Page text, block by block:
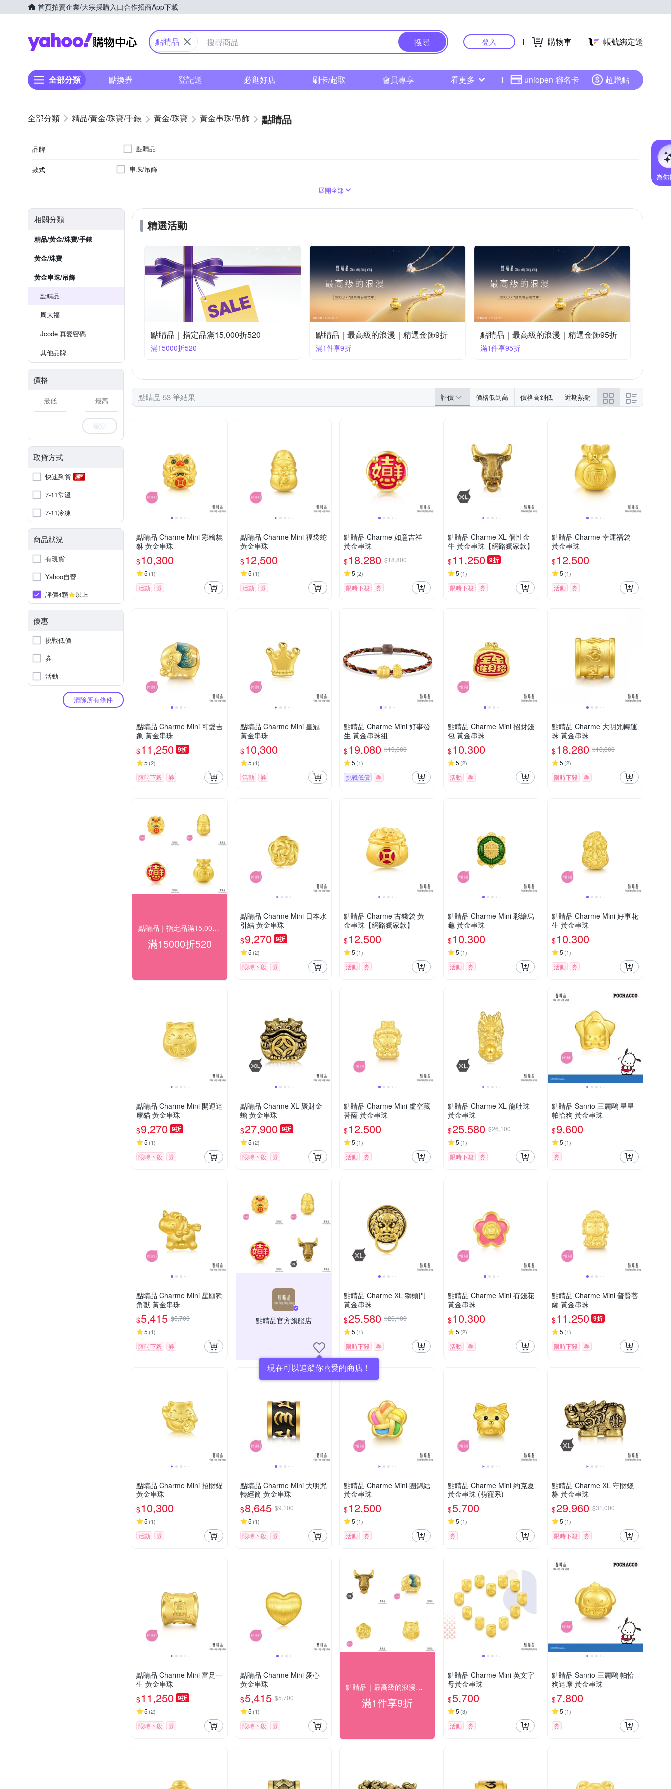
首頁拍賣企業/大宗採購入口合作招商App下載
Yahoo購物中心
點睛品 搜尋 登入 購物車 帳號綁定送
全部分類 點換券 登記送 必逛好店 刷卡/超取 會員專享 看更多 uniopen 聯名卡 超贈點
精品/黃金/珠寶/手錶 黃金/珠寶 黃金串珠/吊飾 點睛品
品牌 點睛品
款式 串珠/吊飾
展開全部
相關分類
精品/黃金/珠寶/手錶
黃金/珠寶
黃金串珠/吊飾
點睛品
周大福
Jcode 真愛密碼
其他品牌
價格
-
確定
取貨方式
快速到貨
7-11常溫
7-11冷凍
商品狀況
有現貨
Yahoo自營
評價4顆
以上
優惠
挑戰低價
券
活動
清除所有條件
精選活動
點睛品｜指定品滿15,000折520
滿15000折520
點睛品｜最高級的浪漫｜精選金飾9折
滿1件享9折
點睛品｜最高級的浪漫｜精選金飾95折
滿1件享95折
點睛品 53 筆結果 評價 價格低到高 價格高到低 近期熱銷
點睛品 Charme Mini 彩繪貔
貅 黃金串珠
$10,300
5 (1)
活動 券
點睛品 Charme Mini 福袋蛇
黃金串珠
$12,500
5 (1)
活動 券
點睛品 Charme 如意吉祥
黃金串珠
$18,280 $18,800
5 (2)
限時下殺 券
點睛品 Charme XL 個性金
牛 黃金串珠【網路獨家款】
$11,250 9折
5 (1)
限時下殺 券
點睛品 Charme 幸運福袋
黃金串珠
$12,500
5 (1)
活動 券
點睛品 Charme Mini 可愛吉
象 黃金串珠
$11,250 9折
5 (2)
限時下殺 券
點睛品 Charme Mini 皇冠
黃金串珠
$10,300
5 (1)
活動 券
點睛品 Charme Mini 好事發
生 黃金串珠組
$19,080 $19,600
5 (1)
挑戰低價 券
點睛品 Charme Mini 招財錢
包 黃金串珠
$10,300
5 (2)
活動 券
點睛品 Charme 大明咒轉運
珠 黃金串珠
$18,280 $18,800
5 (2)
限時下殺 券
點睛品｜指定品滿15,000折520
滿15000折520
點睛品 Charme Mini 日本水
引結 黃金串珠
$9,270 9折
5 (2)
限時下殺 券
點睛品 Charme 古錢袋 黃
金串珠【網路獨家款】
$12,500
5 (1)
活動 券
點睛品 Charme Mini 彩繪烏
龜 黃金串珠
$10,300
5 (1)
活動 券
點睛品 Charme Mini 好事花
生 黃金串珠
$10,300
5 (1)
活動 券
點睛品 Charme Mini 開運達
摩貓 黃金串珠
$9,270 9折
5 (1)
限時下殺 券
點睛品 Charme XL 聚財金
蟾 黃金串珠
$27,900 9折
5 (2)
限時下殺 券
點睛品 Charme Mini 虛空藏
菩薩 黃金串珠
$12,500
5 (1)
活動 券
點睛品 Charme XL 龍吐珠
黃金串珠
$25,580 $26,100
5 (1)
限時下殺 券
點睛品 Sanrio 三麗鷗 星星
帕恰狗 黃金串珠
$9,600
5 (1)
券
點睛品 Charme Mini 星願獨
角獸 黃金串珠
$5,415 $5,700
5 (1)
限時下殺 券
點睛品官方旗艦店
現在可以追蹤你喜愛的商店！
點睛品 Charme XL 獅頭門
黃金串珠
$25,580 $26,100
5 (1)
限時下殺 券
點睛品 Charme Mini 有錢花
黃金串珠
$10,300
5 (2)
活動 券
點睛品 Charme Mini 普賢菩
薩 黃金串珠
$11,250 9折
5 (1)
限時下殺 券
點睛品 Charme Mini 招財貓
黃金串珠
$10,300
5 (1)
活動 券
點睛品 Charme Mini 大明咒
轉經筒 黃金串珠
$8,645 $9,100
5 (1)
限時下殺 券
點睛品 Charme Mini 團錦結
黃金串珠
$12,500
5 (1)
活動 券
點睛品 Charme Mini 約克夏
黃金串珠 (萌寵系)
$5,700
5 (1)
券
點睛品 Charme XL 守財貔
貅 黃金串珠
$29,960 $31,000
5 (1)
限時下殺 券
點睛品 Charme Mini 富足一
生 黃金串珠
$11,250 9折
5 (2)
限時下殺 券
點睛品 Charme Mini 愛心
黃金串珠
$5,415 $5,700
5 (1)
限時下殺 券
點睛品｜最高級的浪漫｜精選金飾9折
滿1件享9折
點睛品 Charme Mini 英文字
母黃金串珠
$5,700
5 (3)
活動 券
點睛品 Sanrio 三麗鷗 帕恰
狗達摩 黃金串珠
$7,800
5 (1)
券